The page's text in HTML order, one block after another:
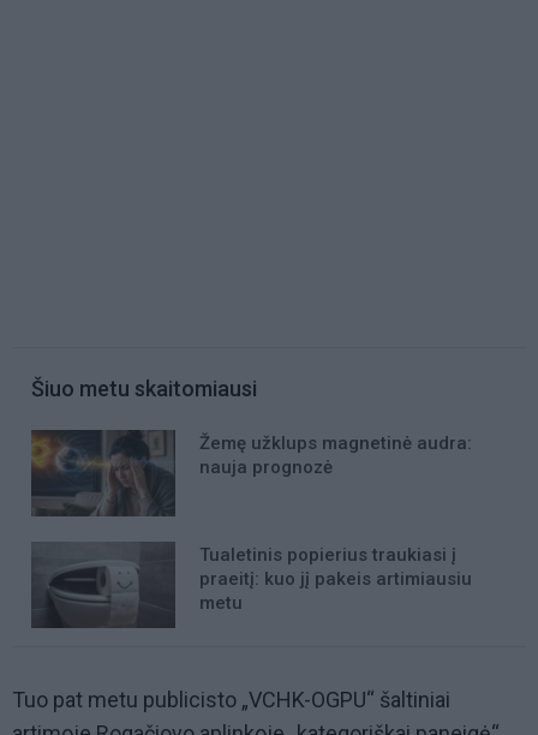
Šiuo metu skaitomiausi
Žemę užklups magnetinė audra:
nauja prognozė
Tualetinis popierius traukiasi į
praeitį: kuo jį pakeis artimiausiu
metu
Tuo pat metu publicisto „VCHK-OGPU“ šaltiniai